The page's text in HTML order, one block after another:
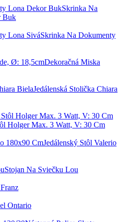
Skrinka Na
Buk
Skrinka Na Dokumenty
Dekoračná Miska
Jedálenská Stolička Chiara
Holger Max. 3 Watt, V: 30 Cm
Jedálenský Stôl Valerio
Stojan Na Sviečku Lou
Ontario